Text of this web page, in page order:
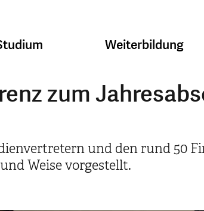
Weiterbildung
zum
und den rund 50
Weise vorgestellt.